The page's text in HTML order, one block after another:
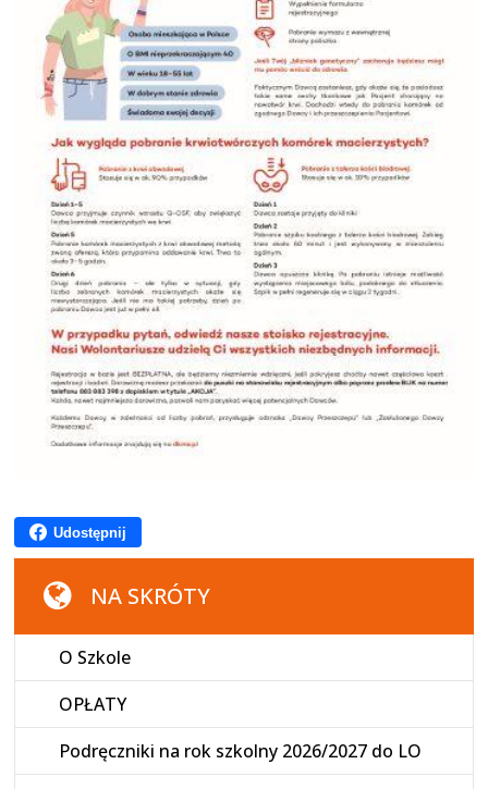
Udostępnij
NA SKRÓTY
O Szkole
OPŁATY
Podręczniki na rok szkolny 2026/2027 do LO